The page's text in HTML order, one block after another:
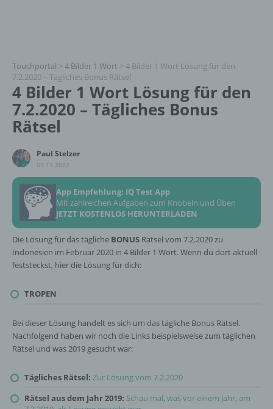
Touchportal > 4 Bilder 1 Wort > 4 Bilder 1 Wort Lösung für den
7.2.2020 – Tägliches Bonus Rätsel
4 Bilder 1 Wort Lösung für den
7.2.2020 – Tägliches Bonus
Rätsel
Paul Stelzer
09.11.2022
App Empfehlung: IQ Test App
Mit zahlreichen Aufgaben zum Knobeln und Üben
JETZT KOSTENLOS HERUNTERLADEN
Die Lösung für das tägliche BONUS Rätsel vom 7.2.2020 zu
Indonesien im Februar 2020 in 4 Bilder 1 Wort. Wenn du dort aktuell
feststeckst, hier die Lösung für dich:
TROPEN
Bei dieser Lösung handelt es sich um das tägliche Bonus Rätsel.
Nachfolgend haben wir noch die Links beispielsweise zum täglichen
Rätsel und was 2019 gesucht war:
Tägliches Rätsel: Zur Lösung vom 7.2.2020
Rätsel aus dem Jahr 2019: Schau mal, was vor einem Jahr, am